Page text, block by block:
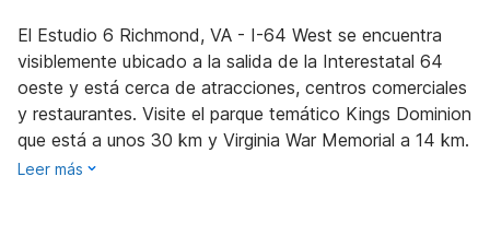
El Estudio 6 Richmond, VA - I-64 West se encuentra
visiblemente ubicado a la salida de la Interestatal 64
oeste y está cerca de atracciones, centros comerciales
y restaurantes. Visite el parque temático Kings Dominion
que está a unos 30 km y Virginia War Memorial a 14 km.
Leer más